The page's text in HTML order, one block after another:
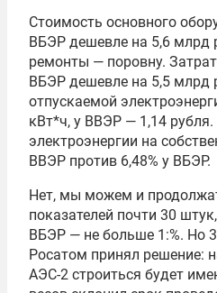
Стоимость основного
ВБЭР дешевле на 5,6 млрд
ремонты — поровну.
ВБЭР дешевле на 5,5 млрд
отпускаемой
кВт*ч, у ВВЭР — 1,14 рубля.
электроэнергии на
ВВЭР против 6,48% у ВБЭР.
Нет, мы можем и
показателей почти 30
ВБЭР — не больше 1:%. Но
Росатом принял решение:
АЭС-2 строиться будет